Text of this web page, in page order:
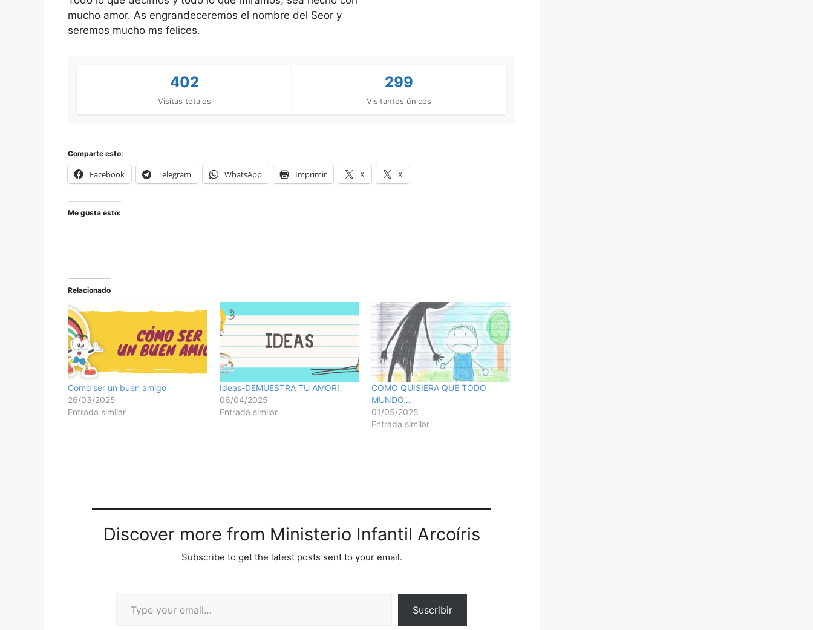
mucho amor. As engrandeceremos el nombre del Seor y
seremos mucho ms felices.
402
Visitas totales
299
Visitantes únicos
Comparte esto:
Facebook Telegram WhatsApp Imprimir X X
Me gusta esto:
Relacionado
Como ser un buen amigo
26/03/2025
Entrada similar
Ideas-DEMUESTRA TU AMOR!
06/04/2025
Entrada similar
COMO QUISIERA QUE TODO
MUNDO…
01/05/2025
Entrada similar
Discover more from Ministerio Infantil Arcoíris
Subscribe to get the latest posts sent to your email.
Suscribir